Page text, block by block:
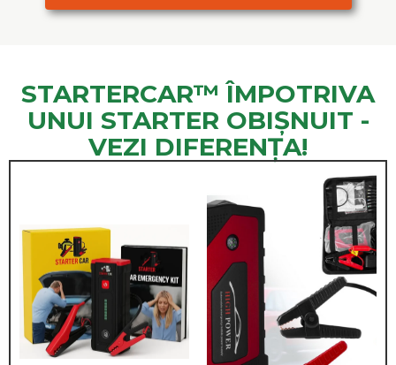
STARTERCAR™ ÎMPOTRIVA
UNUI STARTER OBIȘNUIT -
VEZI DIFERENȚA!